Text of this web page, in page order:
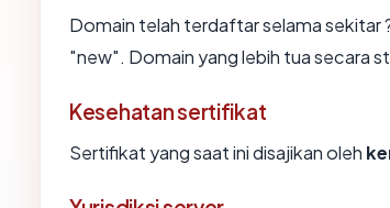
Domain telah terdaftar selama
"new". Domain yang lebih tua secara
Kesehatan sertifikat
Sertifikat yang saat ini disajikan oleh